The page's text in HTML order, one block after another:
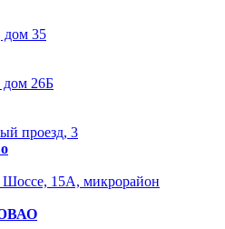
дом 35
дом 26Б
проезд, 3
Шоссе, 15А, микрорайон